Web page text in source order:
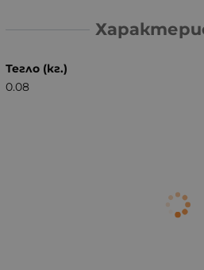
Тегло (кг.)
0.08